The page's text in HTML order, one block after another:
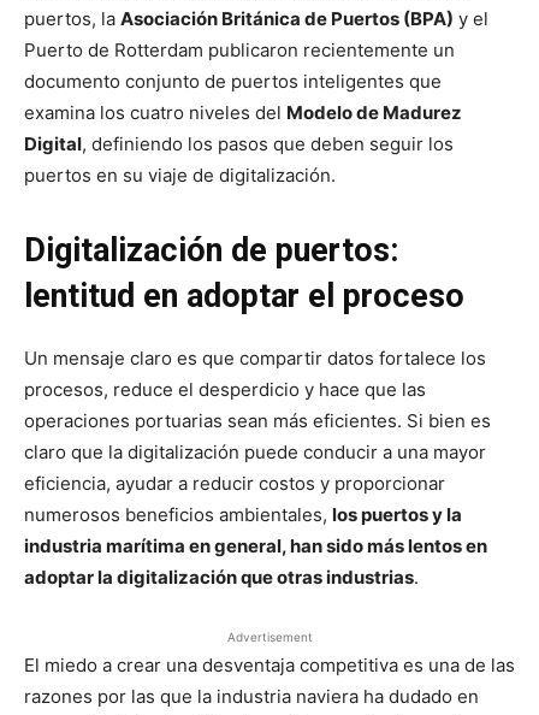
puertos, la Asociación Británica de Puertos (BPA) y el
Puerto de Rotterdam publicaron recientemente un
documento conjunto de puertos inteligentes que
examina los cuatro niveles del Modelo de Madurez
Digital, definiendo los pasos que deben seguir los
puertos en su viaje de digitalización.
Digitalización de puertos:
lentitud en adoptar el proceso
Un mensaje claro es que compartir datos fortalece los
procesos, reduce el desperdicio y hace que las
operaciones portuarias sean más eficientes. Si bien es
claro que la digitalización puede conducir a una mayor
eficiencia, ayudar a reducir costos y proporcionar
numerosos beneficios ambientales, los puertos y la
industria marítima en general, han sido más lentos en
adoptar la digitalización que otras industrias.
Advertisement
El miedo a crear una desventaja competitiva es una de las
razones por las que la industria naviera ha dudado en